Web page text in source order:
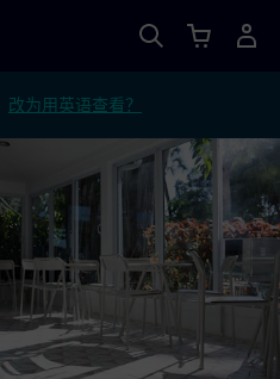
改为用英语查看？